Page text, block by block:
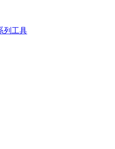
列工具